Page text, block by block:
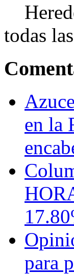
todas
en la
para